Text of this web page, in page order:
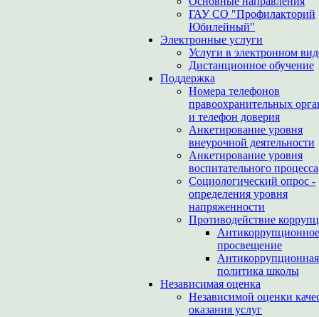
ГАУ СО "Профилакторий
Юбилейный"
Электронные услуги
Услуги в электронном
Дистанционное обучение
Поддержка
Номера телефонов
правоохранительных
и телефон доверия
Анкетирование уровня
внеурочной деятельности
Анкетирование уровня
воспитательного процесса
Социологический опрос -
определения уровня
напряженности
Противодействие
Антикоррупционное
просвещение
Антикоррупционная
политика школы
Независимая оценка
Независимой оценки
оказания услуг